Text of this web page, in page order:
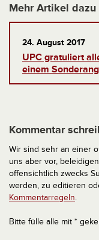
Mehr Artikel dazu
24. August 2017
UPC gratuliert
einem
Kommentar
Wir sind sehr an einer
uns aber vor,
offensichtlich zwecks
werden, zu editieren
Kommentarregeln.
Bitte fülle alle mit *